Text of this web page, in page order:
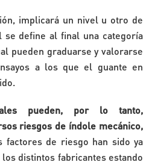
implicará un nivel u otro de
se define al final una categoría
pueden graduarse y valorarse
a los que el guante en
pueden, por lo tanto,
riesgos de índole mecánico,
factores de riesgo han sido ya
distintos fabricantes estando